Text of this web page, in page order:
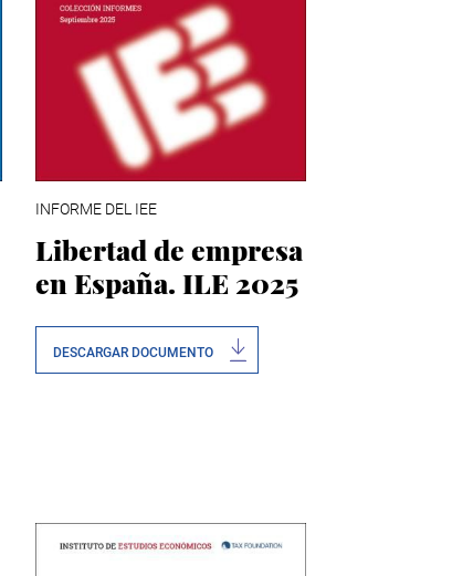
INFORME DEL IEE
Libertad de empresa
en España. ILE 2025
DESCARGAR DOCUMENTO